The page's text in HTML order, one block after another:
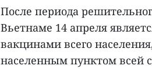
После периода
Вьетнаме 14 апреля
вакцинами всего
населенным пунктом всей